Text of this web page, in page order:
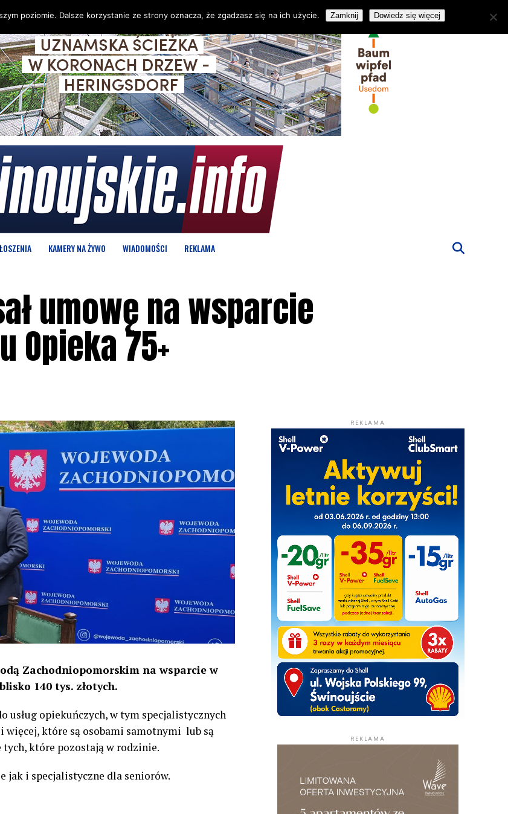
KAMERY NA ŻYWO WIADOMOŚCI REKLAMA
umowę na wsparcie
Opieka 75+
Zachodniopomorskim na wsparcie w
140 tys. złotych.
usług opiekuńczych, w tym specjalistycznych
więcej, które są osobami samotnymi lub są
które pozostają w rodzinie.
jak i specjalistyczne dla seniorów.
REKLAMA
REKLAMA
poziomie. Dalsze korzystanie ze strony oznacza, że zgadzasz się na ich użycie. Zamknij Dowiedz się więcej